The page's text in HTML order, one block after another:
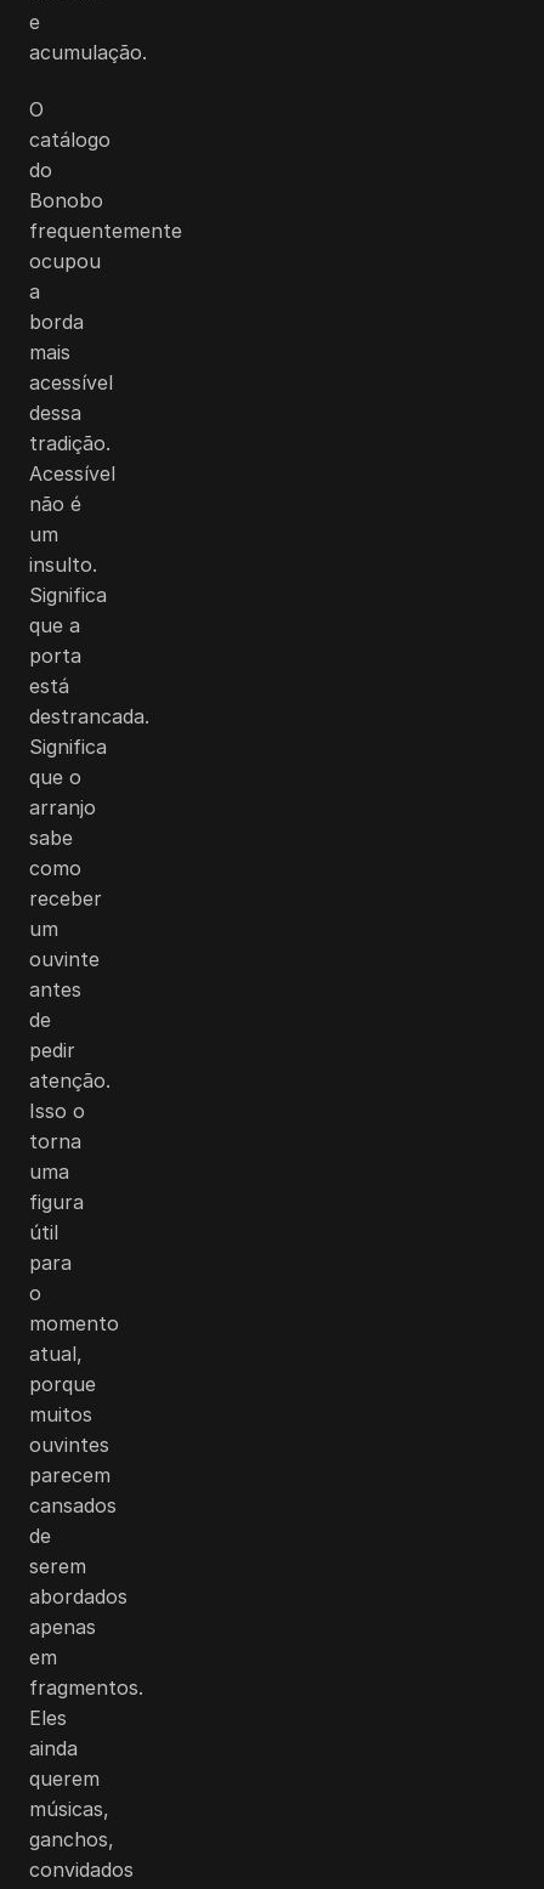
e
acumulação.
O
catálogo
do
Bonobo
frequentemente
ocupou
a
borda
mais
acessível
dessa
tradição.
Acessível
não é
um
insulto.
Significa
que a
porta
está
destrancada.
Significa
que o
arranjo
sabe
como
receber
um
ouvinte
antes
de
pedir
atenção.
Isso o
torna
uma
figura
útil
para
o
momento
atual,
porque
muitos
ouvintes
parecem
cansados
de
serem
abordados
apenas
em
fragmentos.
Eles
ainda
querem
músicas,
ganchos,
convidados